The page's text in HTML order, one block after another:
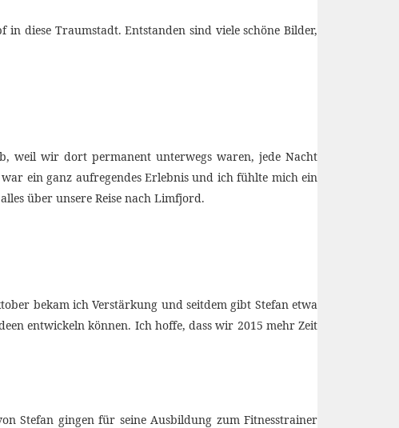
diese Traumstadt. Entstanden sind viele schöne Bilder,
weil wir dort permanent unterwegs waren, jede Nacht
ein ganz aufregendes Erlebnis und ich fühlte mich ein
über unsere Reise nach Limfjord.
bekam ich Verstärkung und seitdem gibt Stefan etwa
entwickeln können. Ich hoffe, dass wir 2015 mehr Zeit
Stefan gingen für seine Ausbildung zum Fitnesstrainer